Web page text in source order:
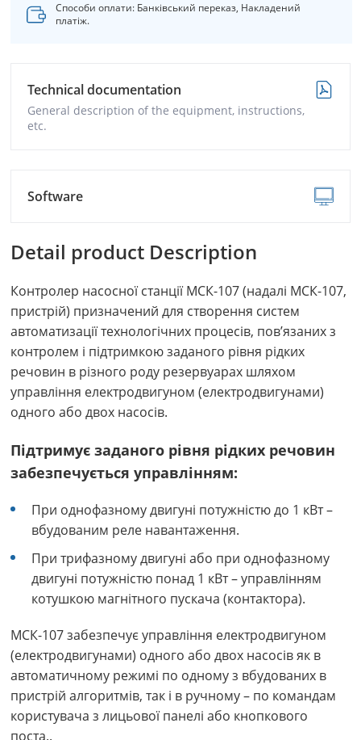
Способи оплати: Банківський переказ, Накладений
платіж.
Technical documentation
General description of the equipment, instructions,
etc.
Software
Detail product Description
Контролер насосної станції МСК-107 (надалі МСК-107,
пристрій) призначений для створення систем
автоматизації технологічних процесів, пов’язаних з
контролем і підтримкою заданого рівня рідких
речовин в різного роду резервуарах шляхом
управління електродвигуном (електродвигунами)
одного або двох насосів.
Підтримує заданого рівня рідких речовин
забезпечується управлінням:
При однофазному двигуні потужністю до 1 кВт –
вбудованим реле навантаження.
При трифазному двигуні або при однофазному
двигуні потужністю понад 1 кВт – управлінням
котушкою магнітного пускача (контактора).
МСК-107 забезпечує управління електродвигуном
(електродвигунами) одного або двох насосів як в
автоматичному режимі по одному з вбудованих в
пристрій алгоритмів, так і в ручному – по командам
користувача з лицьової панелі або кнопкового
поста..